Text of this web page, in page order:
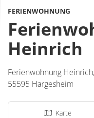
FERIENWOHNUNG
Heinrich
Ferienwohnung Heinrich,
55595 Hargesheim
Karte